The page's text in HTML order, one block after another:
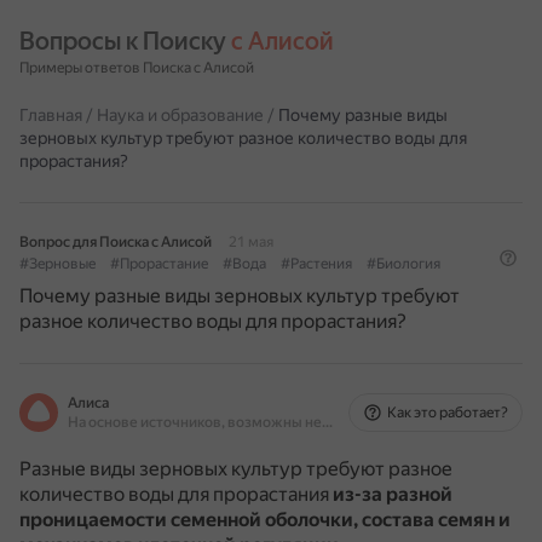
Вопросы к Поиску с Алисой
Примеры ответов Поиска с Алисой
Главная / Наука и образование / Почему разные виды
зерновых культур требуют разное количество воды для
прорастания?
Вопрос для Поиска с Алисой
21 мая
#Зерновые
#Прорастание #Вода #Растения #Биология
Почему разные виды зерновых культур требуют
разное количество воды для прорастания?
Алиса
На основе источников, возможны неточности
Как это работает?
Разные виды зерновых культур требуют разное
количество воды для прорастания из-за разной
проницаемости семенной оболочки, состава семян и